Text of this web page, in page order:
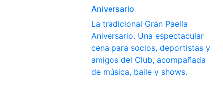
Aniversario
La tradicional Gran Paella
Aniversario. Una espectacular
cena para socios, deportistas y
amigos del Club, acompañada
de música, baile y shows.